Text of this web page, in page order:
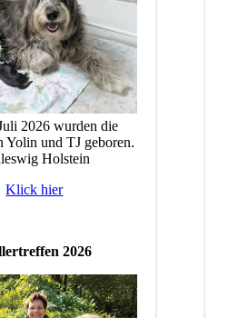
2026 wurden die
Yolin und TJ geboren.
Holstein
Klick hier
2026